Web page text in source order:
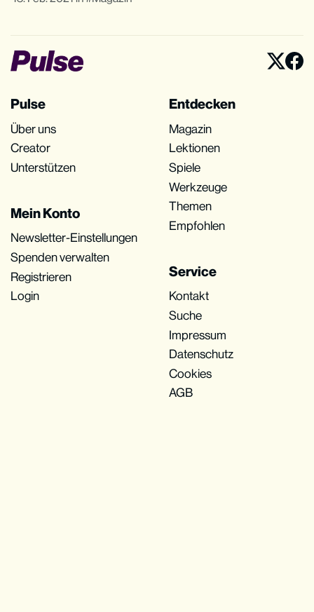
Pulse
Über uns
Creator
Unterstützen
Entdecken
Magazin
Lektionen
Spiele
Werkzeuge
Themen
Empfohlen
Mein Konto
Newsletter-Einstellungen
Spenden verwalten
Registrieren
Login
Service
Kontakt
Suche
Impressum
Datenschutz
Cookies
AGB